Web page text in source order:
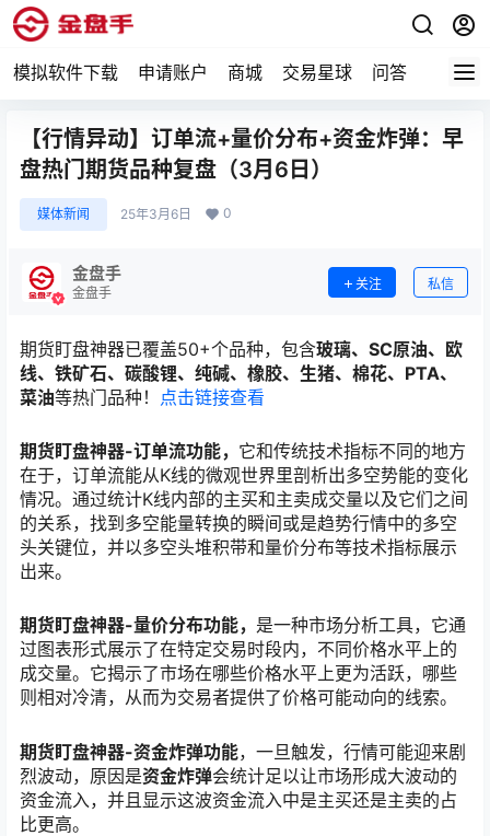
模拟软件下载 申请账户 商城 交易星球 问答 专题
【行情异动】订单流+量价分布+资金炸弹：早
盘热门期货品种复盘（3月6日）
媒体新闻 25年3月6日 0
金盘手
金盘手
关注 私信
期货盯盘神器已覆盖50+个品种，包含玻璃、SC原油、欧
线、铁矿石、碳酸锂、纯碱、橡胶、生猪、棉花、PTA、
菜油等热门品种！ 点击链接查看
期货盯盘神器-订单流功能， 它和传统技术指标不同的地方
在于，订单流能从K线的微观世界里剖析出多空势能的变化
情况。通过统计K线内部的主买和主卖成交量以及它们之间
的关系，找到多空能量转换的瞬间或是趋势行情中的多空
头关键位，并以多空头堆积带和量价分布等技术指标展示
出来。
期货盯盘神器-量价分布功能， 是一种市场分析工具，它通
过图表形式展示了在特定交易时段内，不同价格水平上的
成交量。它揭示了市场在哪些价格水平上更为活跃，哪些
则相对冷清，从而为交易者提供了价格可能动向的线索。
期货盯盘神器-资金炸弹功能，一旦触发，行情可能迎来剧
烈波动，原因是资金炸弹会统计足以让市场形成大波动的
资金流入，并且显示这波资金流入中是主买还是主卖的占
比更高。